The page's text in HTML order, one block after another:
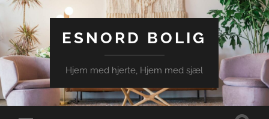
ESNORD BOLIG
Hjem med hjerte, Hjem med sjæl